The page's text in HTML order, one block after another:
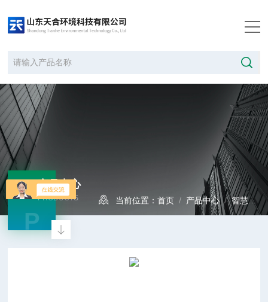
产品中心
PRODUCTS
P
当前位置：首页 / 产品中心/智慧气象